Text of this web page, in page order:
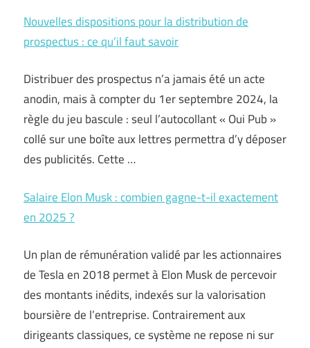
Nouvelles dispositions pour la distribution de
prospectus : ce qu’il faut savoir
Distribuer des prospectus n’a jamais été un acte
anodin, mais à compter du 1er septembre 2024, la
règle du jeu bascule : seul l’autocollant « Oui Pub »
collé sur une boîte aux lettres permettra d’y déposer
des publicités. Cette …
Salaire Elon Musk : combien gagne-t-il exactement
en 2025 ?
Un plan de rémunération validé par les actionnaires
de Tesla en 2018 permet à Elon Musk de percevoir
des montants inédits, indexés sur la valorisation
boursière de l’entreprise. Contrairement aux
dirigeants classiques, ce système ne repose ni sur